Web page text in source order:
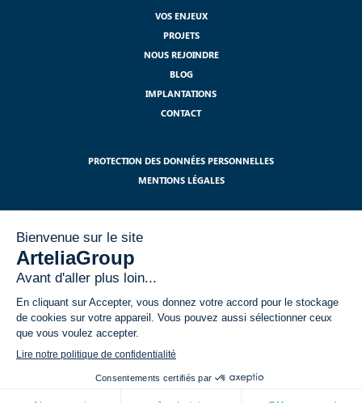
VOS ENJEUX
PROJETS
NOUS REJOINDRE
BLOG
IMPLANTATIONS
CONTACT
PROTECTION DES DONNÉES PERSONNELLES
MENTIONS LÉGALES
S'ABONNER À NOTRE NEWSLETTER
J'ai lu et j'accepte les mentions légales relatives à l'utilisation de mes